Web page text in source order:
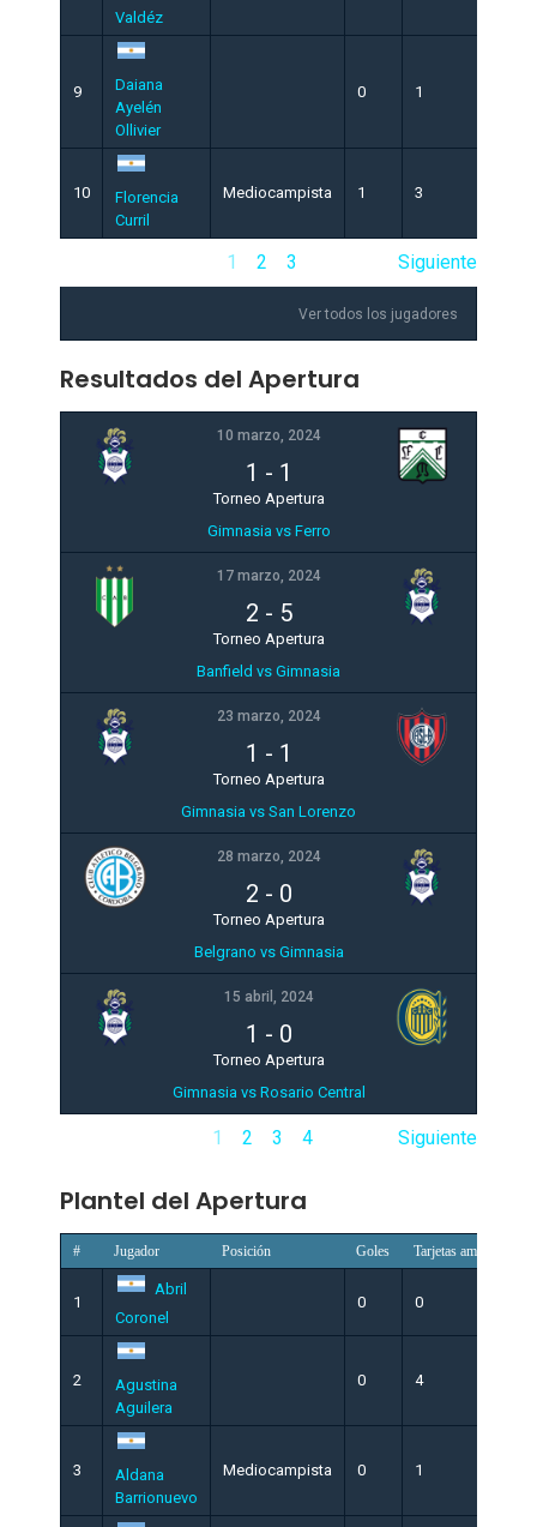
Valdéz
9
Daiana
Ayelén
Ollivier
0 1
10
Florencia
Curril
Mediocampista 1 3
1 2 3 Siguiente
Ver todos los jugadores
Resultados del Apertura
10 marzo, 2024
1 - 1
Torneo Apertura
Gimnasia vs Ferro
17 marzo, 2024
2 - 5
Torneo Apertura
Banfield vs Gimnasia
23 marzo, 2024
1 - 1
Torneo Apertura
Gimnasia vs San Lorenzo
28 marzo, 2024
2 - 0
Torneo Apertura
Belgrano vs Gimnasia
15 abril, 2024
1 - 0
Torneo Apertura
Gimnasia vs Rosario Central
1 2 3 4 Siguiente
Plantel del Apertura
# Jugador Posición Goles Tarjetas amarillas
1
Abril
Coronel
0 0
2
Agustina
Aguilera
0 4
3
Aldana
Barrionuevo
Mediocampista 0 1